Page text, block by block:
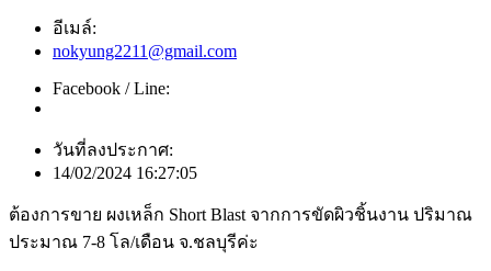
อีเมล์:
nokyung2211@gmail.com
Facebook / Line:
วันที่ลงประกาศ:
14/02/2024 16:27:05
ต้องการขาย ผงเหล็ก Short Blast จากการขัดผิวชิ้นงาน ปริมาณ
ประมาณ 7-8 โล/เดือน จ.ชลบุรีค่ะ